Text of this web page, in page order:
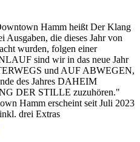
Hamm heißt Der Klang
Ausgaben, die dieses Jahr von
wurden, folgen einer
sind wir in das neue Jahr
und AUF ABWEGEN,
des Jahres DAHEIM
DER STILLE zuzuhören."
Hamm erscheint seit Juli 2023
drei Extras